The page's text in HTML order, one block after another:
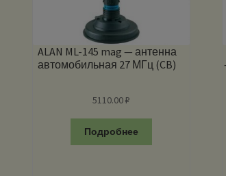
ALAN ML-145 mag — антенна
автомобильная 27 МГц (CB)
5110.00₽
Подробнее